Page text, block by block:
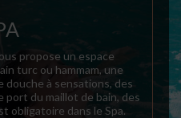
propose un espace
turc ou hammam, une
douche à sensations, des
port du maillot de bain, des
obligatoire dans le Spa.